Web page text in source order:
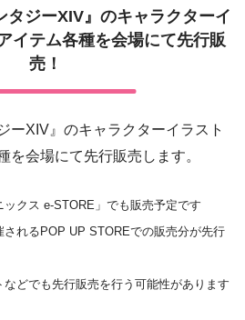
タジーXIV』のキャラクターイ
イテム各種を会場にて先行販
売！
ーXIV』のキャラクターイラスト
を会場にて先行販売します。
クス e-STORE」でも販売予定です
れるPOP UP STOREでの販売分が先行
どでも先行販売を行う可能性があります